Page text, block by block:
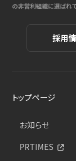
の非営利組織に選ばれて
採用
トップページ
お知らせ
PRTIMES